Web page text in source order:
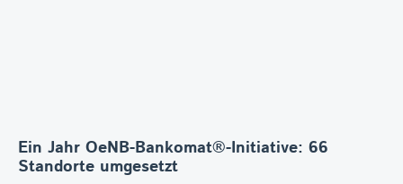
Ein Jahr OeNB-Bankomat®-Initiative: 66
Standorte umgesetzt